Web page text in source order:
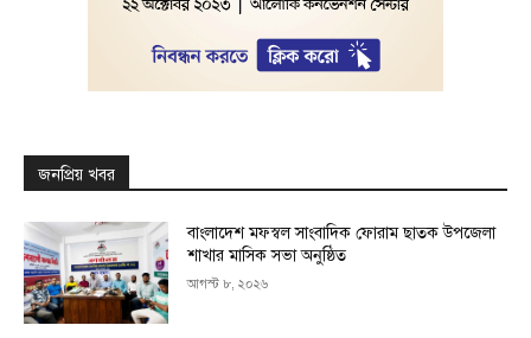
জনপ্রিয় খবর
বাংলাদেশ মফস্বল সাংবাদিক ফোরাম ছাতক উপজেলা
শাখার মাসিক সভা অনুষ্ঠিত
আগস্ট ৮, ২০২৬